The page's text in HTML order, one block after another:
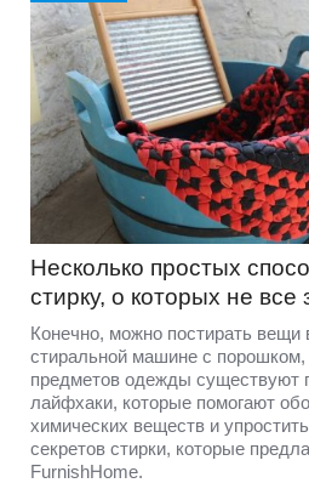
Несколько простых
стирку, о которых не все
Конечно, можно постирать вещи
стиральной машине с
предметов одежды существуют
лайфхаки, которые помогают
химических веществ и
секретов стирки, которые
FurnishHome.